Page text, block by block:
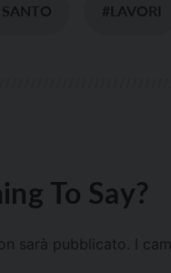
#LAVORI
To Say?
sarà pubblicato. I